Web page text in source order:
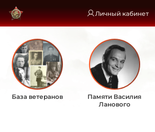
Личный кабинет
База ветеранов
Памяти Василия
Ланового